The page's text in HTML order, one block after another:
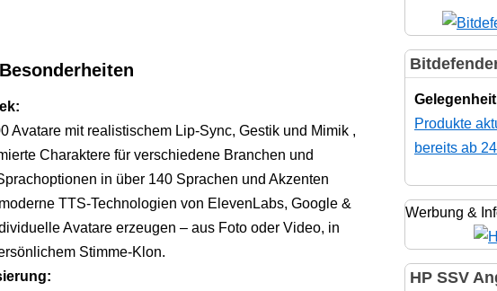
Avatare mit realistischem Lip-Sync, Gestik und Mimik ,
Charaktere für verschiedene Branchen und
in über 140 Sprachen und Akzenten
TTS-Technologien von ElevenLabs, Google &
Avatare erzeugen – aus Foto oder Video, in
Stimme-Klon.
Gelegenheit
Produkte
bereits ab
Werbung &
HP SSV